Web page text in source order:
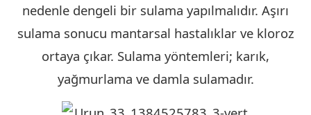
nedenle dengeli bir sulama yapılmalıdır. Aşırı
sulama sonucu mantarsal hastalıklar ve kloroz
ortaya çıkar. Sulama yöntemleri; karık,
yağmurlama ve damla sulamadır.